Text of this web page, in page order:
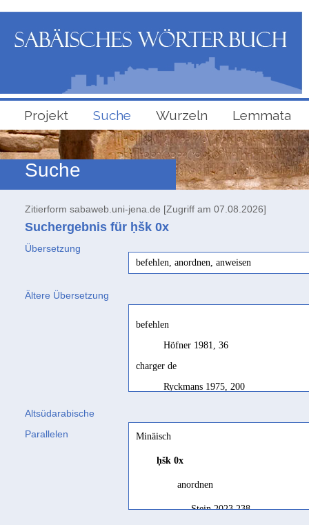
Projekt Suche Wurzeln Lemmata
Suche
Zitierform sabaweb.uni-jena.de [Zugriff am 07.08.2026]
Suchergebnis für ḥšk 0x
Übersetzung
befehlen, anordnen, anweisen
Ältere Übersetzung
befehlen
Höfner 1981, 36
charger de
Ryckmans 1975, 200
commander
Ryckmans 1975, 200
Altsüdarabische
Parallelen
Minäisch
ḥšk 0x
anordnen
Stein 2023 238